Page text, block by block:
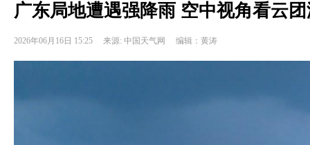
广东局地遭遇强降雨 空中视角看云
2026年06月16日 15:25 来源: 中国天气网 编辑：黄涛